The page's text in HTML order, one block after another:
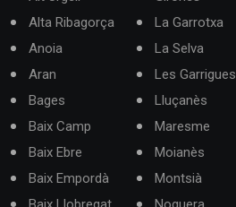
Alta Ribagorça
Anoia
Aran
Bages
Baix Camp
Baix Ebre
Baix Empordà
La Garrotxa
La Selva
Les Garrigues
Lluçanès
Maresme
Moianès
Montsià